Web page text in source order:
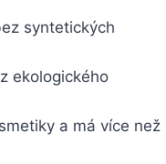
syntetických
ekologického
a má více než